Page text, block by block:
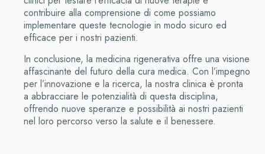
contribuire alla comprensione di come possiamo
implementare queste tecnologie in modo sicuro ed
efficace per i nostri pazienti.
In conclusione, la medicina rigenerativa offre una visione
affascinante del futuro della cura medica. Con l’impegno
per l’innovazione e la ricerca, la nostra clinica è pronta
a abbracciare le potenzialità di questa disciplina,
offrendo nuove speranze e possibilità ai nostri pazienti
nel loro percorso verso la salute e il benessere.